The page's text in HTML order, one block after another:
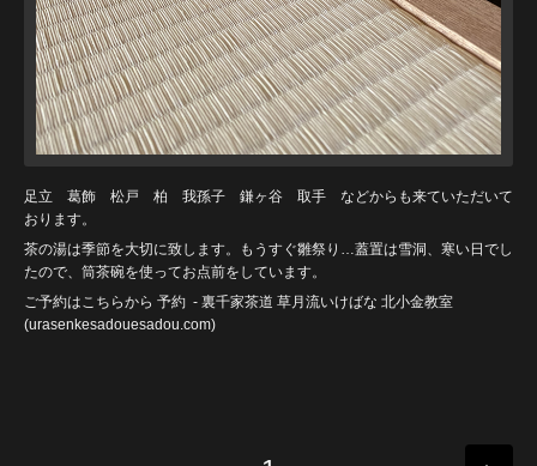
足立 葛飾 松戸 柏 我孫子 鎌ヶ谷 取手 などからも来ていただいて
おります。
茶の湯は季節を大切に致します。もうすぐ雛祭り…蓋置は雪洞、寒い日でし
たので、筒茶碗を使ってお点前をしています。
ご予約はこちらから 予約 - 裏千家茶道 草月流いけばな 北小金教室
(urasenkesadouesadou.com)